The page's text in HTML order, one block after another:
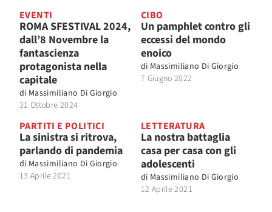
EVENTI
ROMA SFESTIVAL 2024,
dall’8 Novembre la
fantascienza
protagonista nella
capitale
di Massimiliano Di Giorgio
31 Ottobre 2024
CIBO
Un pamphlet contro gli
eccessi del mondo
enoico
di Massimiliano Di Giorgio
7 Giugno 2022
PARTITI E POLITICI
La sinistra si ritrova,
parlando di pandemia
di Massimiliano Di Giorgio
13 Aprile 2021
LETTERATURA
La nostra battaglia
casa per casa con gli
adolescenti
di Massimiliano Di Giorgio
12 Aprile 2021